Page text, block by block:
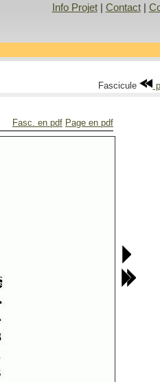
Info Projet| Contact|
Fascicule
Fasc. en pdf Page en pdf